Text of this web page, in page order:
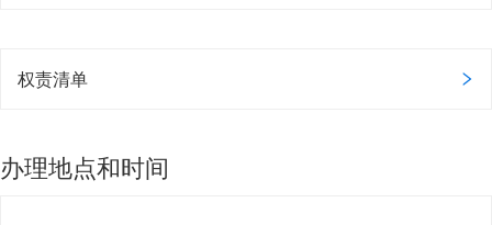
权责清单
办理地点和时间